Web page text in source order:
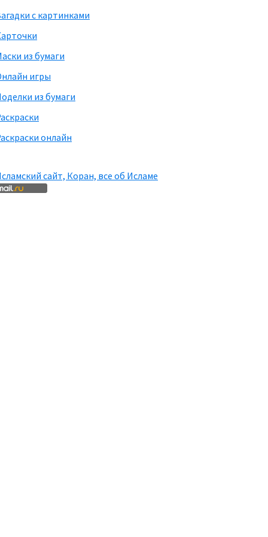
с картинками
из бумаги
игры
из бумаги
онлайн
сайт, Коран, все об Исламе